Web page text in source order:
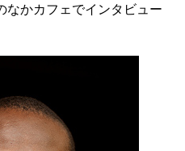
なかカフェでインタビュー